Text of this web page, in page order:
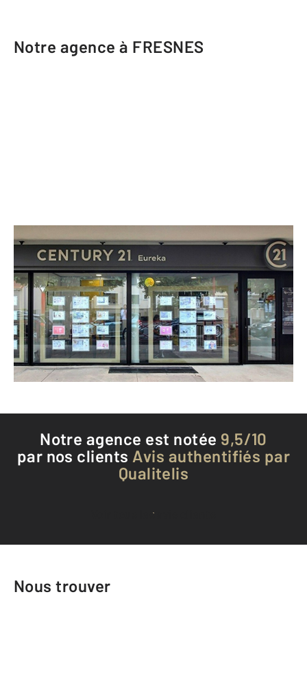
Notre agence à FRESNES
CENTURY 21 Eureka
29 avenue du 8 Mai 1945
FRESNES - 94260
Envoyer un message
Téléphoner à l'agence
Notre agence est notée 9,5/10
par nos clients Avis authentifiés par
Qualitelis
Voir tous les avis clients
Nous trouver